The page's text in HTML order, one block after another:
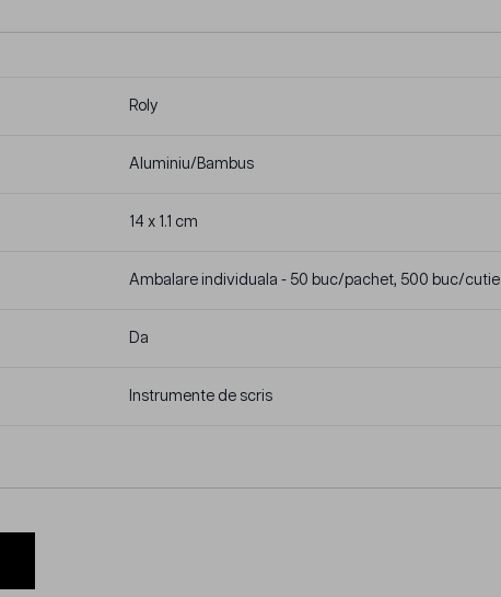
Roly
Aluminiu/Bambus
14 x 1.1 cm
Ambalare individuala - 50 buc/pachet, 500 buc/cutie
Da
Instrumente de scris